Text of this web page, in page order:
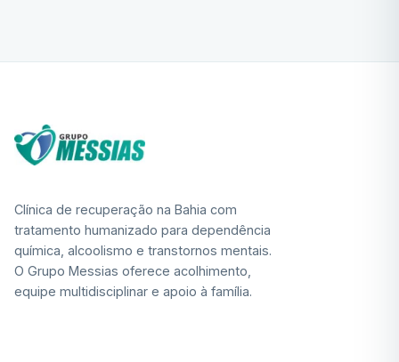
Clínica de recuperação na Bahia com
tratamento humanizado para dependência
química, alcoolismo e transtornos mentais.
O Grupo Messias oferece acolhimento,
equipe multidisciplinar e apoio à família.